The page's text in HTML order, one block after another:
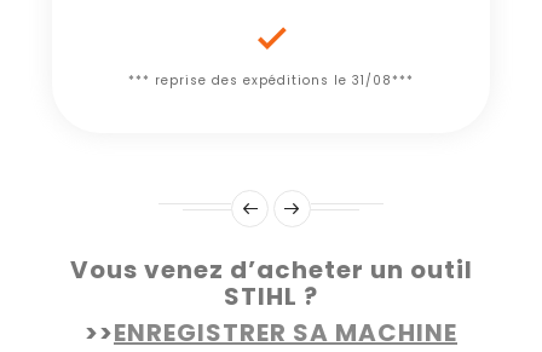

*** reprise des expéditions le 31/08***
Vous venez d’acheter un outil
STIHL ?
>>ENREGISTRER SA MACHINE